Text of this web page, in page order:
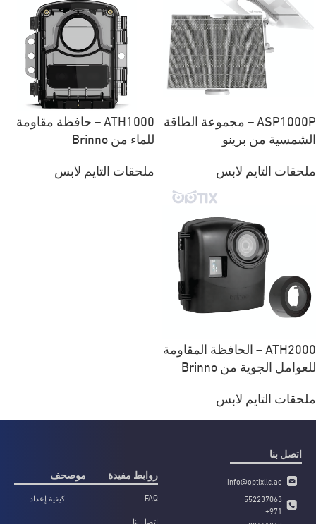
ASP1000P – مجموعة الطاقة
الشمسية من برينو
ملحقات التايم لابس
ATH1000 – حافظة مقاومة
للماء من Brinno
ملحقات التايم لابس
ATH2000 – الحافظة المقاومة
للعوامل الجوية من Brinno
ملحقات التايم لابس
اتصل بنا
info@optixllc.ae
552237063
971+
روابط مفيدة
FAQ
موصحف
كيفية إعداد